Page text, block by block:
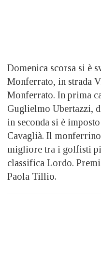
Domenica scorsa si è
Monferrato, in strada
Monferrato. In prima
Guglielmo Ubertazzi,
in seconda si è
Cavaglià. Il
migliore tra i golfisti
classifica Lordo.
Paola Tillio.